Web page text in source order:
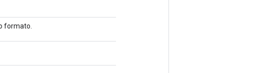
formato.